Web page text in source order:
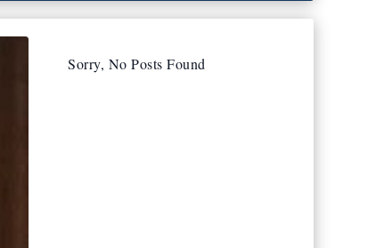
Sorry, No Posts Found